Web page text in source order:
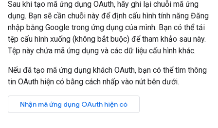
Sau khi tạo mã ứng dụng OAuth, hãy ghi lại chuỗi mã ứng
dụng. Bạn sẽ cần chuỗi này để định cấu hình tính năng Đăng
nhập bằng Google trong ứng dụng của mình. Bạn có thể tải
tệp cấu hình xuống (không bắt buộc) để tham khảo sau này.
Tệp này chứa mã ứng dụng và các dữ liệu cấu hình khác.
Nếu đã tạo mã ứng dụng khách OAuth, bạn có thể tìm thông
tin OAuth hiện có bằng cách nhấp vào nút bên dưới.
Nhận mã ứng dụng OAuth hiện có